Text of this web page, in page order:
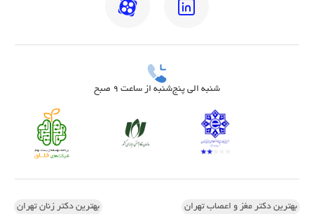
شنبه الی پنج‌شنبه از ساعت 9 صبح
بهترین دکتر مغز و اعصاب تهران بهترین دکتر زنان تهران